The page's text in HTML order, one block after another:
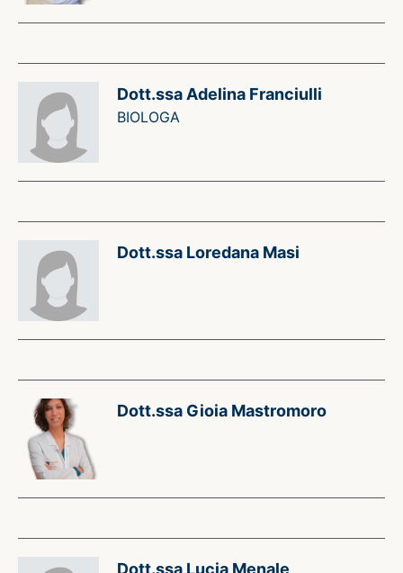
Dott.ssa Adelina Franciulli
BIOLOGA
Dott.ssa Loredana Masi
Dott.ssa Gioia Mastromoro
Dott.ssa Lucia Menale